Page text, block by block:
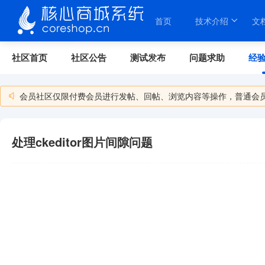
首页 技术介绍 文
关于我们
社区首页 社区公告 测试发布 问题求助 经
会员社区仅限付费会员进行发帖、回帖、浏览内容等操作，普通会
处理ckeditor图片间隙问题